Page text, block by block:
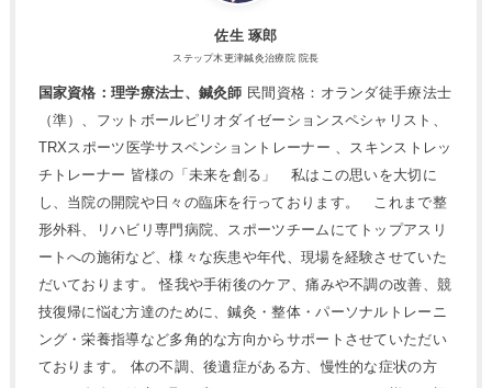
佐生 琢郎
ステップ木更津鍼灸治療院 院長
国家資格：理学療法士、鍼灸師 民間資格：オランダ徒手療法士
（準）、フットボールピリオダイゼーションスペシャリスト、
TRXスポーツ医学サスペンショントレーナー 、スキンストレッ
チトレーナー 皆様の「未来を創る」 私はこの思いを大切に
し、当院の開院や日々の臨床を行っております。 これまで整
形外科、リハビリ専門病院、スポーツチームにてトップアスリ
ートへの施術など、様々な疾患や年代、現場を経験させていた
だいております。 怪我や手術後のケア、痛みや不調の改善、競
技復帰に悩む方達のために、鍼灸・整体・パーソナルトレーニ
ング・栄養指導など多角的な方向からサポートさせていただい
ております。 体の不調、後遺症がある方、慢性的な症状の方